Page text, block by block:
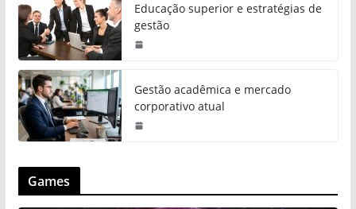
Educação superior e estratégias de
gestão
Gestão acadêmica e mercado
corporativo atual
Games